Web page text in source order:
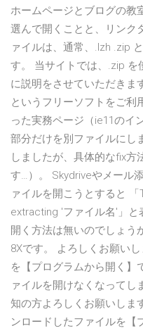
ホームページとブログの教
選んで開くことと、リンク
ァイルは、通常、.lzh .zip
す。 当サイトでは、.zip を
に説明をさせていただきま
というフリーソフトをご利
った実務ページ（ie11のイ
部分だけを別ファイルにし
しましたが、具体的なfix方
す…）。 Skydriveやメール
ァイルを開こうとすると
extracting 'ファイル名'」と
開く方法は無いのでしょう
8Xです。 よろしくお願い
を【プログラムから開く】
ァイルを開けなくなってし
知の方よろしくお願いしま
ンロードしたファイルを【